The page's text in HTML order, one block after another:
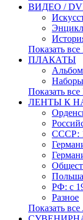
ВИДЕО /
Показать
ПЛАКАТЫ
Наборы
Показать
ЛЕНТЫ К
СССР:
Польша
РФ: с
Разное
Показать